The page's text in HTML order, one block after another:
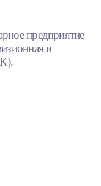
предприятие
и